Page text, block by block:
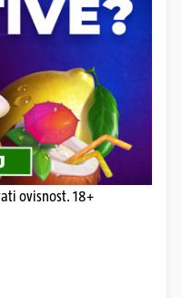
ovisnost. 18+